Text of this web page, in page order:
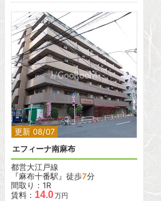
更新 08/07
2
エフィーナ南麻布
都営大江戸線
『麻布十番駅』徒歩7分
間取り：1R
賃料： 14.0万円